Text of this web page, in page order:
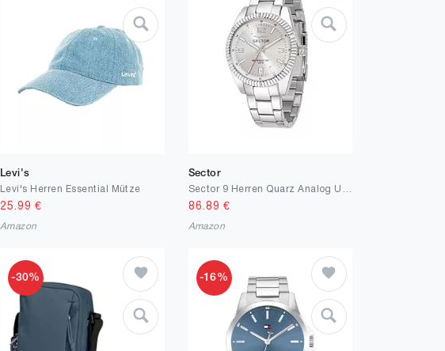
Levi's
Levi's Herren Essential Mütze
25.99 €
Amazon
Sector
86.89 €
Amazon
-30% -16%